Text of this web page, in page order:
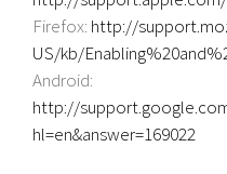
Firefox: http://
US/kb/
Android:
http://
hl=en&answer=169022